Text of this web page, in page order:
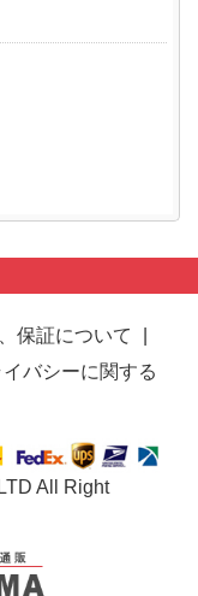
保証について
バシーに関する
All Right